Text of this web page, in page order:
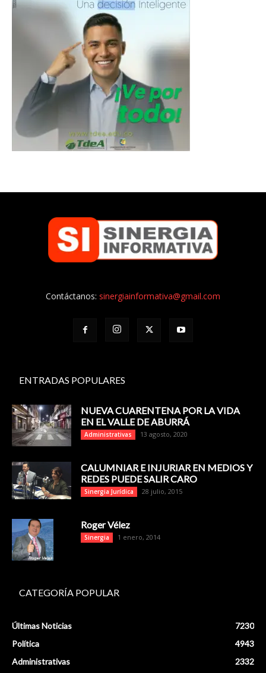
Contáctanos: sinergiainformativa@gmail.com
ENTRADAS POPULARES
NUEVA CUARENTENA POR LA VIDA
EN EL VALLE DE ABURRÁ
Administrativas 13 agosto, 2020
CALUMNIAR E INJURIAR EN MEDIOS Y
REDES PUEDE SALIR CARO
Sinergia Jurídica 28 julio, 2015
Roger Vélez
Sinergia 1 enero, 2014
CATEGORÍA POPULAR
Últimas Noticias
7230
Política
4943
Administrativas
2332